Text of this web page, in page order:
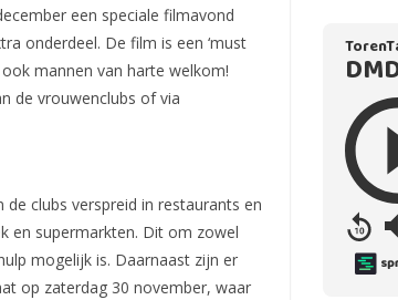
een speciale filmavond
onderdeel. De film is een ‘must
mannen van harte welkom!
de vrouwenclubs of via
clubs verspreid in restaurants en
en supermarkten. Dit om zowel
mogelijk is. Daarnaast zijn er
op zaterdag 30 november, waar